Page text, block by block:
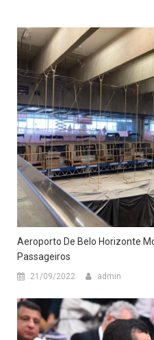
Aeroporto De Belo Horizonte
Passageiros
21/09/2022 admin